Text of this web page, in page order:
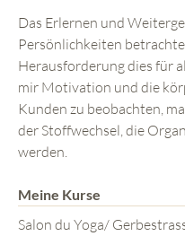
Das Erlernen und
Persönlichkeiten
Herausforderung dies für
mir Motivation und die
Kunden zu beobachten,
der Stoffwechsel, die
werden.
Meine Kurse
Salon du Yoga/